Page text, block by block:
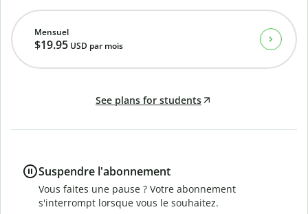
Mensuel
$19.95 USD par mois
See plans for students
Suspendre l'abonnement
Vous faites une pause ? Votre abonnement
s'interrompt lorsque vous le souhaitez.